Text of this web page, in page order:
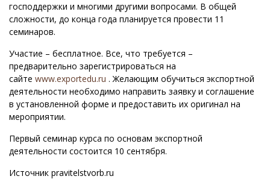
господдержки и многими другими вопросами. В общей
сложности, до конца года планируется провести 11
семинаров.
Участие – бесплатное. Все, что требуется –
предварительно зарегистрироваться на
сайте www.exportedu.ru . Желающим обучиться экспортной
деятельности необходимо направить заявку и соглашение
в установленной форме и предоставить их оригинал на
мероприятии.
Первый семинар курса по основам экспортной
деятельности состоится 10 сентября.
Источник pravitelstvorb.ru